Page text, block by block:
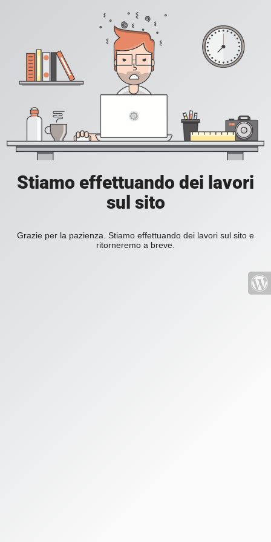
Stiamo effettuando dei lavori
sul sito
Grazie per la pazienza. Stiamo effettuando dei lavori sul sito e
ritorneremo a breve.